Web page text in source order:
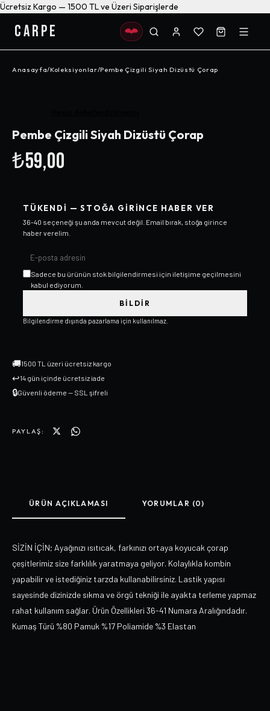
Ücretsiz Kargo — 1500 TL ve Üzeri Siparişlerde
CARPE
Anasayfa/Koleksiyonlar/Pembe Çizgili Siyah Dizüstü Çorap
Pembe Çizgili Siyah Dizüstü Çorap
₺59,00
TÜKENDI — STOĞA GIRINCE HABER VER
36-40 seçeneği şu anda mevcut değil. Email bırak, stoğa girince
haber verelim.
Sadece bu ürünün stok bilgilendirmesi için iletişime geçilmesini
kabul ediyorum.
BILDIR
Bilgilendirme dışında pazarlama için kullanılmaz.
🚚1500 TL üzeri ücretsiz kargo
↩14 gün içinde ücretsiz iade
🔒Güvenli ödeme — SSL şifreli
PAYLAŞ:
ÜRÜN AÇIKLAMASI YORUMLAR (0)
SİZİN İÇİN; Ayağınızı ısıtıcak, farkınızı ortaya koyucak çorap
çeşitlerimiz size farklılık yaratmaya geliyor. Kolaylıkla kombin
yapabilir ve istediğiniz tarzda kullanabilirsiniz. Lastik yapısı
sayesinde dizinizde sıkma ve örgü tekniği ile ayakta terleme yapmaz
rahat kullanım sağlar. Ürün Özellikleri 36-41 Numara Aralığındadır.
Kumaş Türü %80 Pamuk %17 Poliamide %3 Elastan